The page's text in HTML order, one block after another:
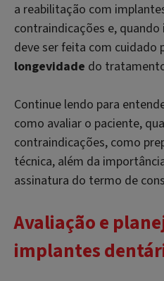
a reabilitação com
contraindicações e,
deve ser feita com cuidado
longevidade do
Continue lendo para
como avaliar o paciente,
contraindicações, como
técnica, além da
assinatura do termo de
Avaliação e
implantes